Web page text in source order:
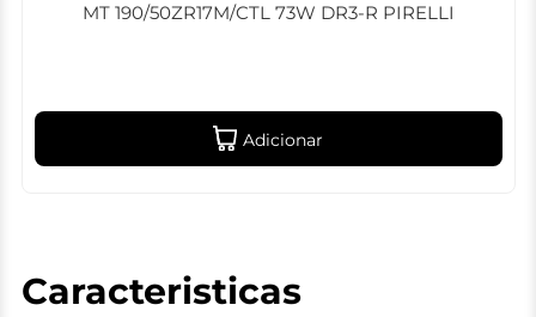
MT 190/50ZR17M/CTL 73W DR3-R PIRELLI
Adicionar
Caracteristicas